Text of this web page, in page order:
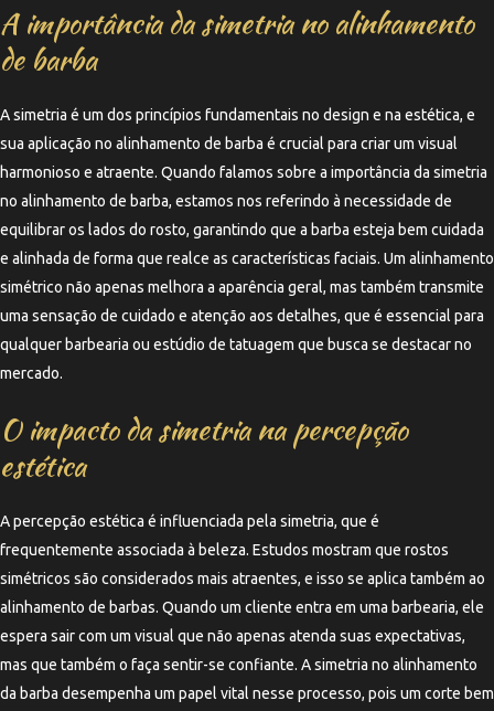
A importância da simetria no alinhamento
de barba
A simetria é um dos princípios fundamentais no design e na estética, e
sua aplicação no alinhamento de barba é crucial para criar um visual
harmonioso e atraente. Quando falamos sobre a importância da simetria
no alinhamento de barba, estamos nos referindo à necessidade de
equilibrar os lados do rosto, garantindo que a barba esteja bem cuidada
e alinhada de forma que realce as características faciais. Um alinhamento
simétrico não apenas melhora a aparência geral, mas também transmite
uma sensação de cuidado e atenção aos detalhes, que é essencial para
qualquer barbearia ou estúdio de tatuagem que busca se destacar no
mercado.
O impacto da simetria na percepção
estética
A percepção estética é influenciada pela simetria, que é
frequentemente associada à beleza. Estudos mostram que rostos
simétricos são considerados mais atraentes, e isso se aplica também ao
alinhamento de barbas. Quando um cliente entra em uma barbearia, ele
espera sair com um visual que não apenas atenda suas expectativas,
mas que também o faça sentir-se confiante. A simetria no alinhamento
da barba desempenha um papel vital nesse processo, pois um corte bem